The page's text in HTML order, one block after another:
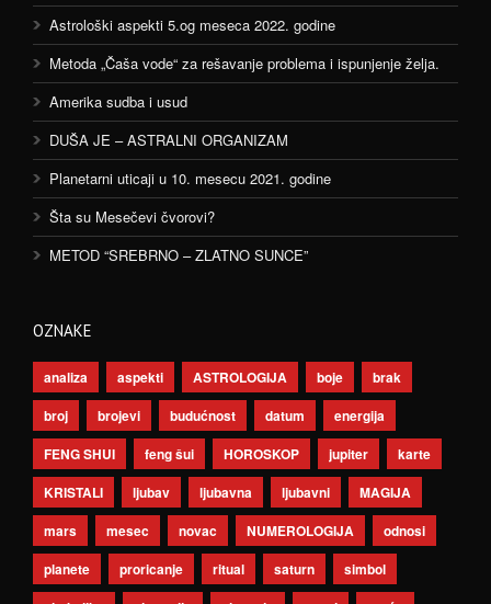
Astrološki aspekti 5.og meseca 2022. godine
Metoda „Čaša vode“ za rešavanje problema i ispunjenje želja.
Amerika sudba i usud
DUŠA JE – ASTRALNI ORGANIZAM
Planetarni uticaji u 10. mesecu 2021. godine
Šta su Mesečevi čvorovi?
METOD “SREBRNO – ZLATNO SUNCE”
OZNAKE
analiza aspekti ASTROLOGIJA boje
brak
broj
brojevi budućnost datum
energija
FENG SHUI
feng šui HOROSKOP jupiter
karte
KRISTALI
ljubav ljubavna ljubavni
MAGIJA
mars
mesec novac NUMEROLOGIJA
odnosi
planete
proricanje ritual saturn
simbol